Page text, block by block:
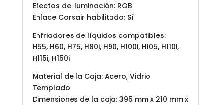
Efectos de iluminación: RGB
Enlace Corsair habilitado: Sí
Enfriadores de líquidos compatibles:
H55, H60, H75, H80i, H90, H100i, H105, H110i,
H115i, H150i
Material de la Caja: Acero, Vidrio
Templado
Dimensiones de la caja: 395 mm x 210 mm x